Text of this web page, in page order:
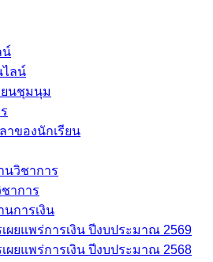
น์
ไลน์
ยนชุมนุม
าของนักเรียน
นวิชาการ
าการ
การเงิน
เผยแพร่การเงิน ปีงบประมาณ 2569
เผยแพร่การเงิน ปีงบประมาณ 2568